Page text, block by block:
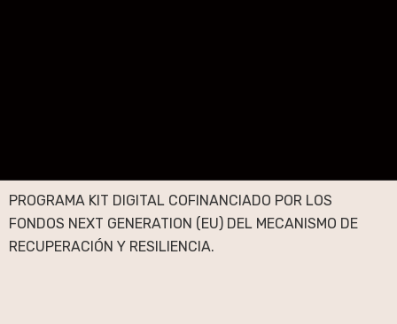
PROGRAMA KIT DIGITAL COFINANCIADO POR LOS
FONDOS NEXT GENERATION (EU) DEL MECANISMO DE
RECUPERACIÓN Y RESILIENCIA.